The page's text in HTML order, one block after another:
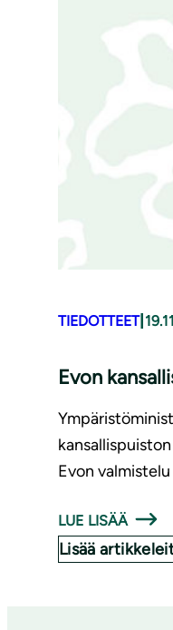
TIEDOTTEET|
Evon
Evon
LUE LISÄÄ
Lisää